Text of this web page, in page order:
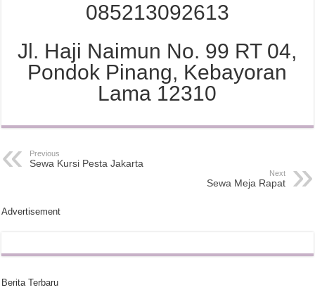
085213092613
Jl. Haji Naimun No. 99 RT 04,
Pondok Pinang, Kebayoran
Lama 12310
Previous
Sewa Kursi Pesta Jakarta
Next
Sewa Meja Rapat
Advertisement
Berita Terbaru